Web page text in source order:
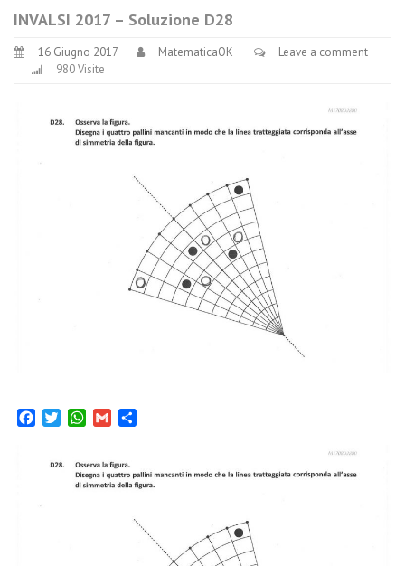
INVALSI 2017 – Soluzione D28
16 Giugno 2017 MatematicaOK
Leave a comment
980 Visite
FacebookTwitterWhatsApp
Gmail